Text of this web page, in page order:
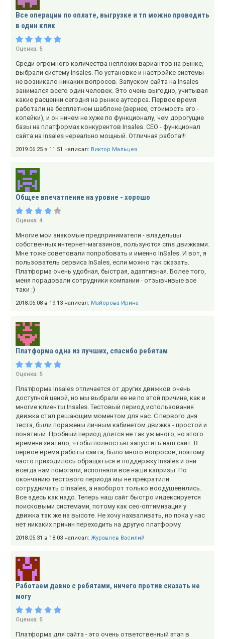
Все операции по оплате, выгрузке и тп можно проводить
в один клик
Оценка: 5
Среди огромного количества неплохих вариантов на рынке,
выбрали систему Insales. По установке и настройке системы
не возникало никаких вопросов. Запуском сайта на Insales
занимался всего один человек. Это очень выгодно, учитывая
какие расценки сегодня на рынке аутсорса. Первое время
работали на бесплатном шаблоне (вернее, стоимость его -
копейки), и он ничем не хуже по функционалу, чем дорогущие
базы на платформах конкурентов Insales. СЕО - функционал
сайта на Insales нереально мощный. Отличная работа!!!
2019.06.25 в 11:51 написал: Виктор Мальцев
Общее впечатление на уровне - хорошо
Оценка: 4
Многие мои знакомые предприниматели - владельцы
собственных интернет-магазинов, пользуются cms движками.
Мне тоже советовали попробовать и именно InSales. И вот, я
пользователь сервиса InSales, если можно так сказать.
Платформа очень удобная, быстрая, адаптивная. Более того,
меня порадовали сотрудники компании - отзывчивые все
таки :)
2018.06.08 в 19:13 написал: Майорова Ирина
Платформа одна из лучших, спасибо ребятам
Оценка: 5
Платформа Insales отличается от других движков очень
доступной ценой, но мы выбрали ее не по этой причине, как и
многие клиенты Insales. Тестовый период использования
движка стал решающим моментом для нас. С первого дня
теста, были поражены личным кабинетом движка - простой и
понятный. Пробный период длится не так уж много, но этого
времени хватило, чтобы полностью запустить наш сайт. В
первое время работы сайта, было много вопросов, поэтому
часто приходилось обращаться в поддержку Insales и они
всегда нам помогали, исполняли все наши капризы. По
окончанию тестового периода мы не прекратили
сотрудничать с Insales, а наоборот только воодушевились.
Все здесь как надо. Теперь наш сайт быстро индексируется
поисковыми системами, потому как сео-оптимизация у
движка так же на высоте. Не хочу нахваливать, но пока у нас
нет никаких причин переходить на другую платформу
2018.05.31 в 18:03 написал: Журавлев Василий
Работаем давно с ребятами, ничего против сказать не
могу
Оценка: 5
Платформа для сайта - это очень ответственный этап в